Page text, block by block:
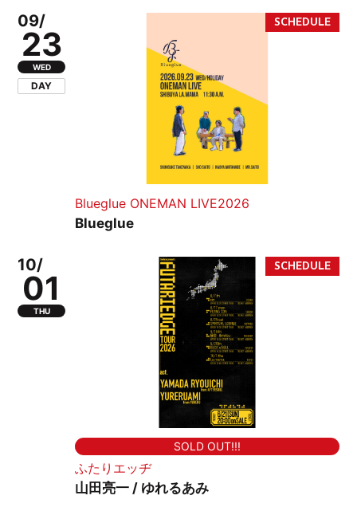
09/
23
WED
DAY
Blueglue ONEMAN LIVE2026
Blueglue
10/
01
THU
SOLD OUT!!!
ふたりエッヂ
山田亮一 / ゆれるあみ